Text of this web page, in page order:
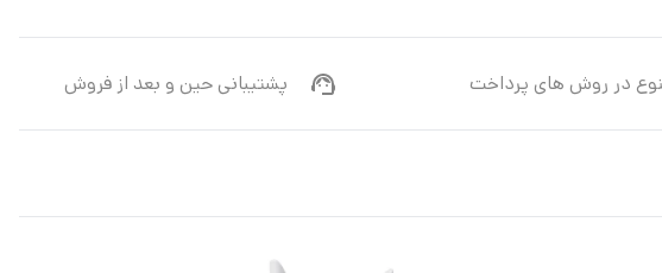
در روش های پرداخت پشتیبانی حین و بعد از فروش